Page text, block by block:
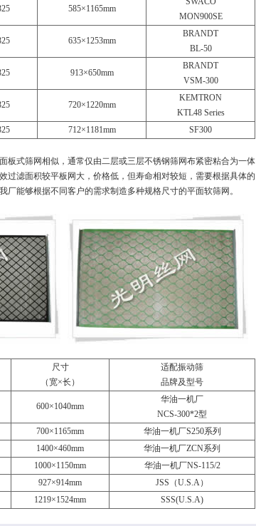
585×1165mm
MON900SE
635×1253mm
BRANDT
BL-50
913×650mm
BRANDT
VSM-300
720×1220mm
KEMTRON
KTL48 Series
712×1181mm SF300
板式筛网相似，通常仅由二层或三层不锈钢筛网布紧密粘合为一体
过滤面积较平板网大，价格低，但寿命相对较短，需要根据具体的
厂能够根据不同客户的需求制造多种规格尺寸的平面软筛网。
尺寸
（宽×长）
适配振动筛
品牌及型号
600×1040mm
华油一机厂
NCS-300*2型
700×1165mm
华油一机厂S250系列
1400×460mm
华油一机厂ZCN系列
1000×1150mm
华油一机厂NS-115/2
927×914mm
JSS（U.S.A）
1219×1524mm SSS(U.S.A)